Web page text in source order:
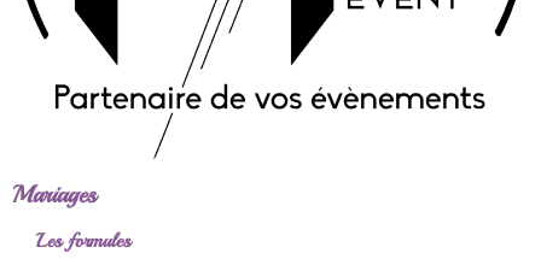
Mariages
Les formules